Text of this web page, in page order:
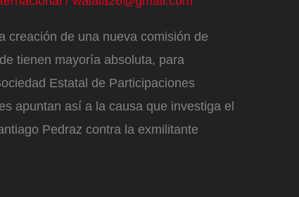
creación de una nueva comisión de
tienen mayoría absoluta, para
Estatal de Participaciones
apuntan así a la causa que investiga el
Pedraz contra la exmilitante